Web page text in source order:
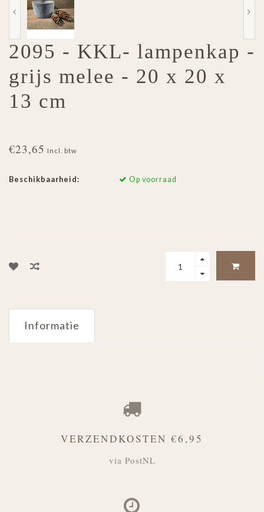
2095 - KKL- lampenkap -
grijs melee - 20 x 20 x
13 cm
€23,65 Incl. btw
Beschikbaarheid: Op voorraad
Informatie
VERZENDKOSTEN €6,95
via PostNL